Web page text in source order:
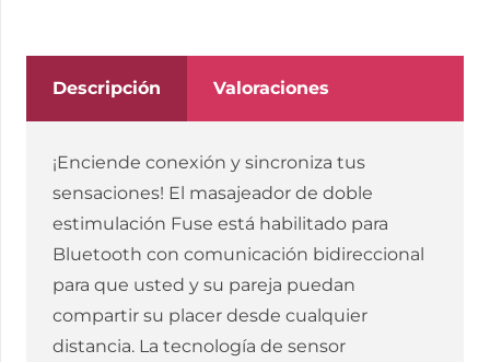
NEGRO
cantidad
Descripción Valoraciones
¡Enciende conexión y sincroniza tus
sensaciones! El masajeador de doble
estimulación Fuse está habilitado para
Bluetooth con comunicación bidireccional
para que usted y su pareja puedan
compartir su placer desde cualquier
distancia. La tecnología de sensor